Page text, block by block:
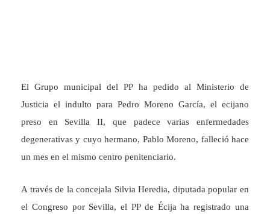
El Grupo municipal del PP ha pedido al Ministerio de
Justicia el indulto para Pedro Moreno García, el ecijano
preso en Sevilla II, que padece varias enfermedades
degenerativas y cuyo hermano, Pablo Moreno, falleció hace
un mes en el mismo centro penitenciario.
A través de la concejala Silvia Heredia, diputada popular en
el Congreso por Sevilla, el PP de Écija ha registrado una